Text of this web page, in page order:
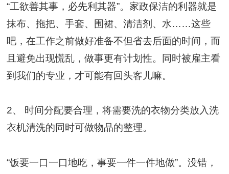
“工欲善其事，必先利其器”。家政保洁的利器就是
抹布、拖把、手套、围裙、清洁剂、水……这些
吧，在工作之前做好准备不但省去后面的时间，而
且避免出现慌乱，做事更有计划性。同时被雇主看
到我们的专业，才可能有回头客儿嘛。
2、 时间分配要合理，将需要洗的衣物分类放入洗
衣机清洗的同时可做物品的整理。
“饭要一口一口地吃，事要一件一件地做”。没错，